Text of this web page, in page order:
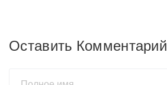
Оставить Комментарий